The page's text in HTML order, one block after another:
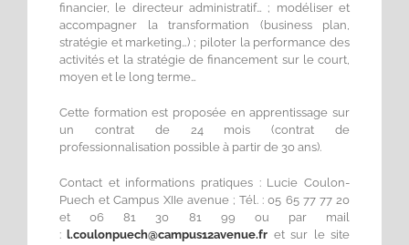
financier, le directeur administratif… ; modéliser et
accompagner la transformation (business plan,
stratégie et marketing…) ; piloter la performance des
activités et la stratégie de financement sur le court,
moyen et le long terme…
Cette formation est proposée en apprentissage sur
un contrat de 24 mois (contrat de
professionnalisation possible à partir de 30 ans).
Contact et informations pratiques : Lucie Coulon-
Puech et Campus XIIe avenue ; Tél. : 05 65 77 77 20
et 06 81 30 81 99 ou par mail
:l.coulonpuech@campus12avenue.fr et sur le site